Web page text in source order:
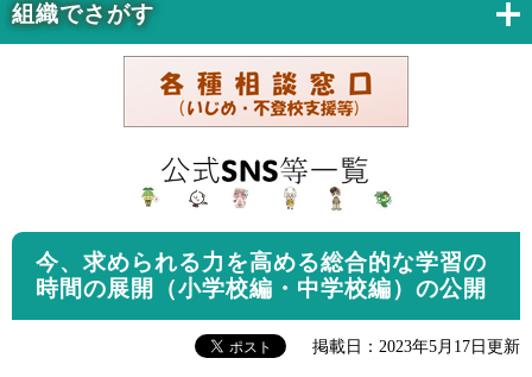
今、求められる力を高める総合的な学習の
時間の展開（小学校編・中学校編）の公開
掲載日：2023年5月17日更新
組織でさがす